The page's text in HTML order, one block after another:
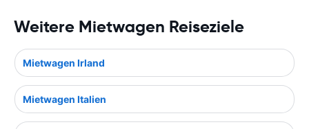
Weitere Mietwagen Reiseziele
Mietwagen Irland
Mietwagen Italien